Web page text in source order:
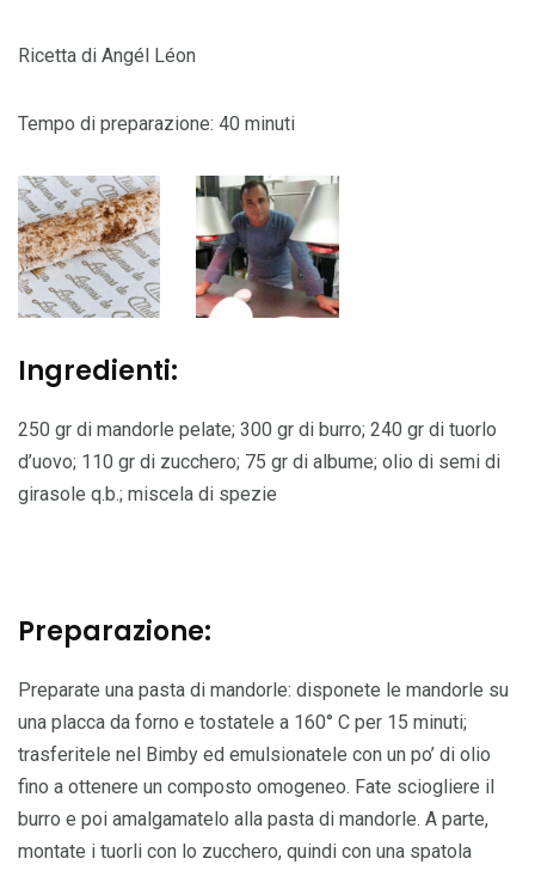
Ricetta di Angél Léon
Tempo di preparazione: 40 minuti
Ingredienti:
250 gr di mandorle pelate; 300 gr di burro; 240 gr di tuorlo
d’uovo; 110 gr di zucchero; 75 gr di albume; olio di semi di
girasole q.b.; miscela di spezie
Preparazione:
Preparate una pasta di mandorle: disponete le mandorle su
una placca da forno e tostatele a 160° C per 15 minuti;
trasferitele nel Bimby ed emulsionatele con un po’ di olio
fino a ottenere un composto omogeneo. Fate sciogliere il
burro e poi amalgamatelo alla pasta di mandorle. A parte,
montate i tuorli con lo zucchero, quindi con una spatola